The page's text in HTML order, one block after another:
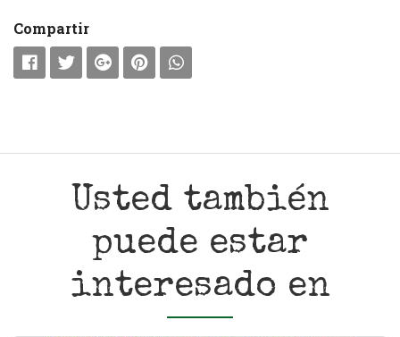
Compartir
Usted también
puede estar
interesado en